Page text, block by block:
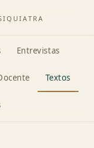
Entrevistas
Textos